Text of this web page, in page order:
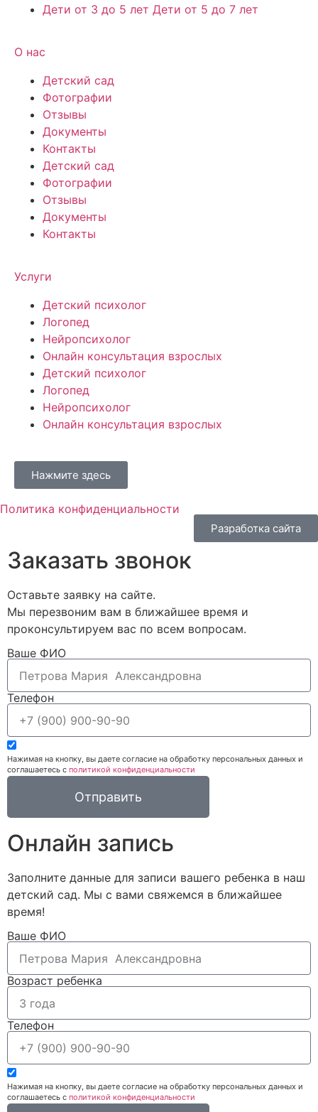
Дети от 3 до 5 лет Дети от 5 до 7 лет
О нас
Детский сад
Фотографии
Отзывы
Документы
Контакты
Детский сад
Фотографии
Отзывы
Документы
Контакты
Услуги
Детский психолог
Логопед
Нейропсихолог
Онлайн консультация взрослых
Детский психолог
Логопед
Нейропсихолог
Онлайн консультация взрослых
Нажмите здесь
Политика конфиденциальности
Разработка сайта
Заказать звонок
Оставьте заявку на сайте.
Мы перезвоним вам в ближайшее время и
проконсультируем вас по всем вопросам.
Ваше ФИО
Телефон
Нажимая на кнопку, вы даете согласие на обработку персональных данных и
соглашаетесь c политикой конфиденциальности
Отправить
Онлайн запись
Заполните данные для записи вашего ребенка в наш
детский сад. Мы с вами свяжемся в ближайшее
время!
Ваше ФИО
Возраст ребенка
Телефон
Нажимая на кнопку, вы даете согласие на обработку персональных данных и
соглашаетесь c политикой конфиденциальности